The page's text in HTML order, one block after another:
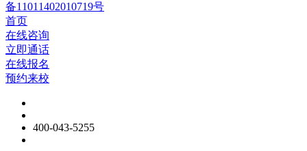
备11011402010719号
首页
在线咨询
立即通话
在线报名
预约来校
400-043-5255